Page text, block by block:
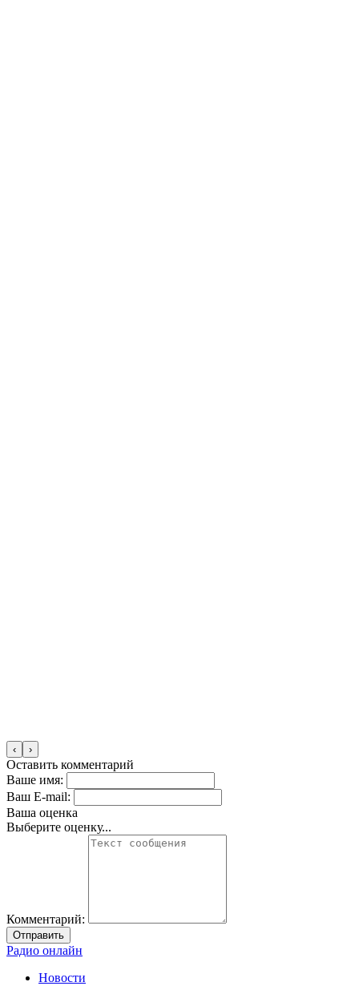
‹ ›
Оставить комментарий
Ваше имя:
Ваш E-mail:
Ваша оценка
Выберите оценку...
Комментарий:
Отправить
Радио онлайн
Новости